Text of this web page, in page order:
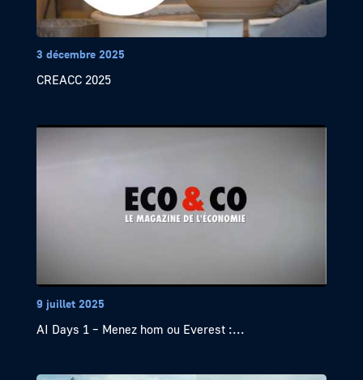
3 décembre 2025
CREACC 2025
9 juillet 2025
AI Days 1 – Menez hom ou Everest :...